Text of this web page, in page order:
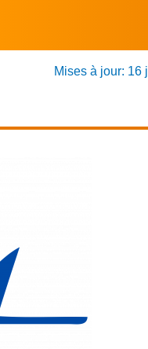
Mises à jour: 16